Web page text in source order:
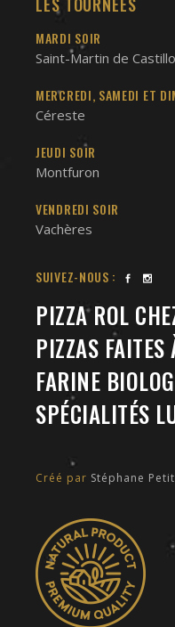
LES TOURNÉES
MARDI SOIR
Saint-Martin de
MERCREDI, SAMEDI ET
Céreste
JEUDI SOIR
Montfuron
VENDREDI SOIR
Vachères
SUIVEZ-NOUS :
PIZZA ROL
PIZZAS
FARINE
SPÉCIALITÉS
Créé par Stéphane Petit